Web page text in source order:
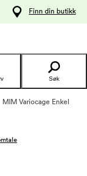
Finn din butikk
Søk
MIM Variocage Enkel